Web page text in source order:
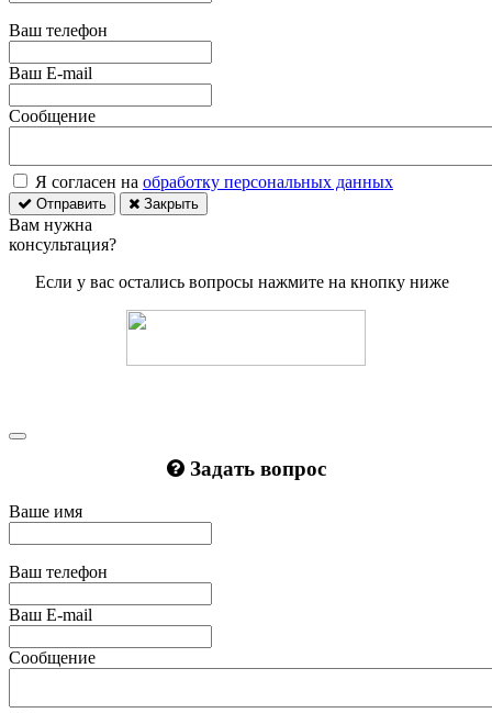
Ваш телефон
Ваш E-mail
Сообщение
Я согласен на обработку персональных данных
Отправить Закрыть
Вам нужна
консультация?
Если у вас остались вопросы нажмите на кнопку ниже
Задать вопрос
Ваше имя
Ваш телефон
Ваш E-mail
Сообщение